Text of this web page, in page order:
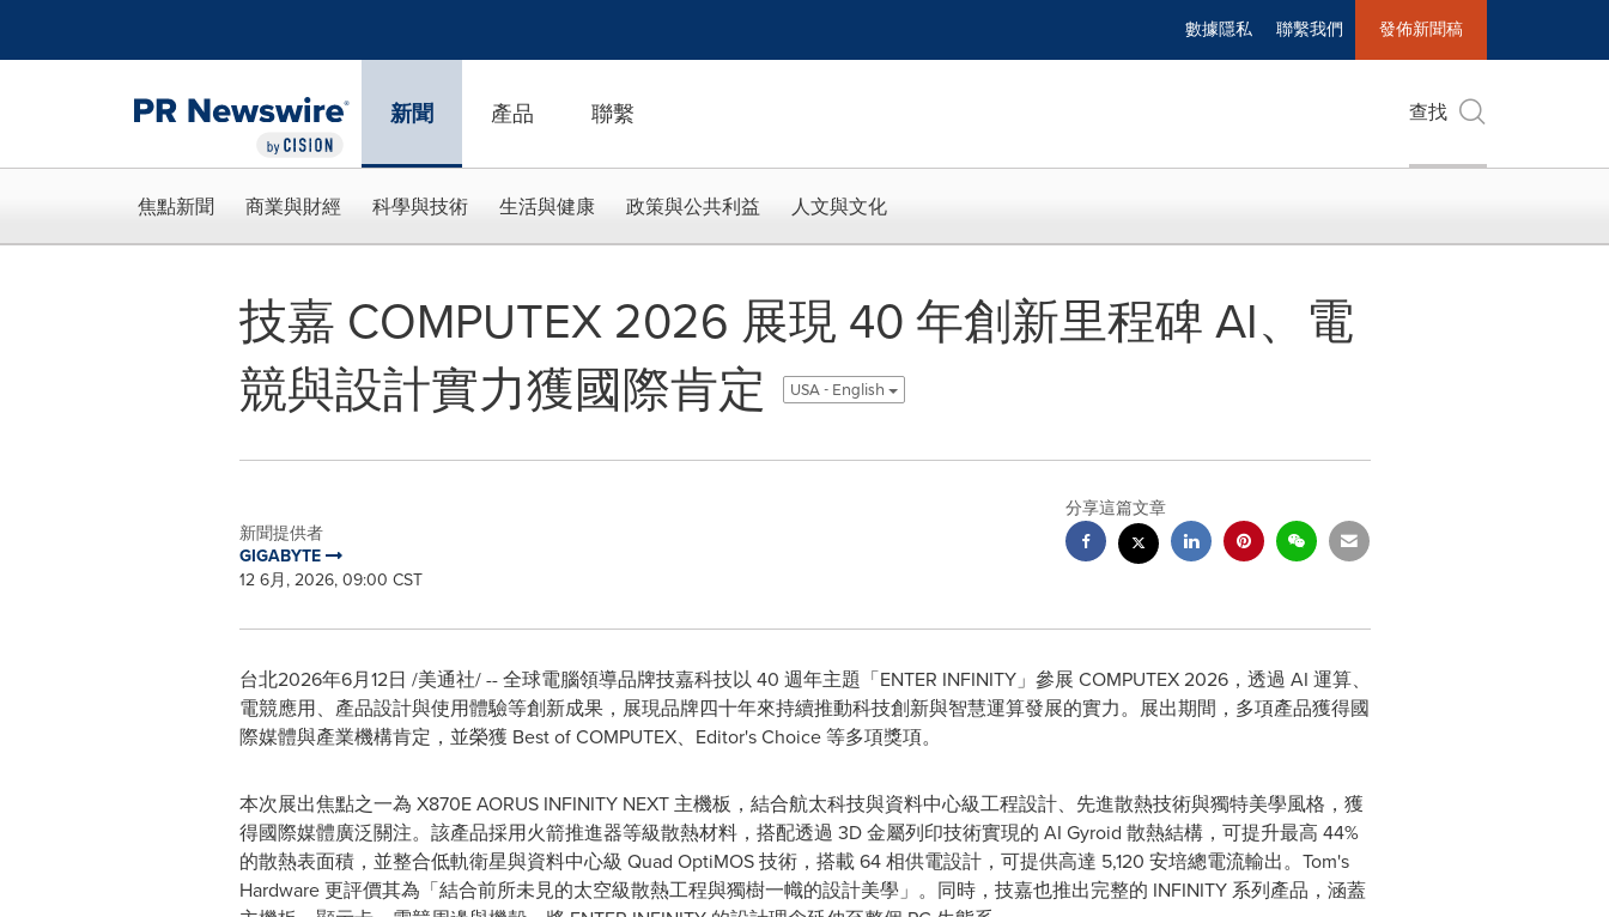
數據隱私 聯繫我們 發佈新聞稿
新聞 產品 聯繫 查找
焦點新聞 商業與財經 科學與技術 生活與健康 政策與公共利益 人文與文化
技嘉 COMPUTEX 2026 展現 40 年創新里程碑 AI、電
競與設計實力獲國際肯定
USA - English
新聞提供者
GIGABYTE
12 6月, 2026, 09:00 CST
分享這篇文章
台北2026年6月12日 /美通社/ -- 全球電腦領導品牌技嘉科技以 40 週年主題「ENTER INFINITY」參展 COMPUTEX 2026，透過 AI 運算、
電競應用、產品設計與使用體驗等創新成果，展現品牌四十年來持續推動科技創新與智慧運算發展的實力。展出期間，多項產品獲得國
際媒體與產業機構肯定，並榮獲 Best of COMPUTEX、Editor's Choice 等多項獎項。
本次展出焦點之一為 X870E AORUS INFINITY NEXT 主機板，結合航太科技與資料中心級工程設計、先進散熱技術與獨特美學風格，獲
得國際媒體廣泛關注。該產品採用火箭推進器等級散熱材料，搭配透過 3D 金屬列印技術實現的 AI Gyroid 散熱結構，可提升最高 44%
的散熱表面積，並整合低軌衛星與資料中心級 Quad OptiMOS 技術，搭載 64 相供電設計，可提供高達 5,120 安培總電流輸出。Tom's
Hardware 更評價其為「結合前所未見的太空級散熱工程與獨樹一幟的設計美學」。同時，技嘉也推出完整的 INFINITY 系列產品，涵蓋